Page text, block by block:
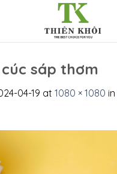
sáp thơm
04-19 at 1080 × 1080 in